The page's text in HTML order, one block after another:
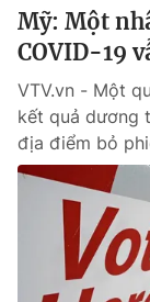
Mỹ: Một
COVID-19
VTV.vn - Một
kết quả dương
địa điểm bỏ